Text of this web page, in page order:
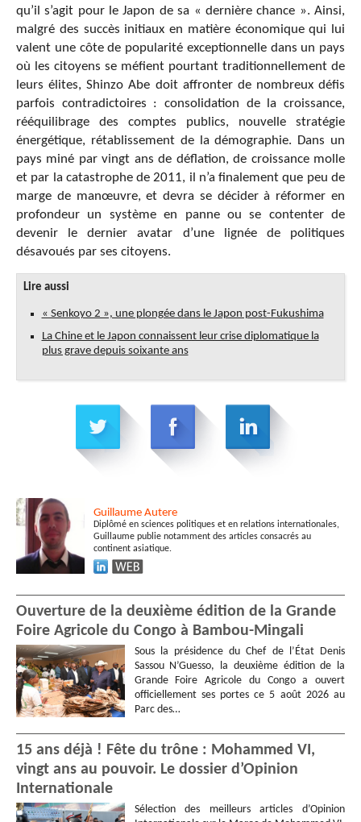
qu’il s’agit pour le Japon de sa « dernière chance ». Ainsi,
malgré des succès initiaux en matière économique qui lui
valent une côte de popularité exceptionnelle dans un pays
où les citoyens se méfient pourtant traditionnellement de
leurs élites, Shinzo Abe doit affronter de nombreux défis
parfois contradictoires : consolidation de la croissance,
rééquilibrage des comptes publics, nouvelle stratégie
énergétique, rétablissement de la démographie. Dans un
pays miné par vingt ans de déflation, de croissance molle
et par la catastrophe de 2011, il n’a finalement que peu de
marge de manœuvre, et devra se décider à réformer en
profondeur un système en panne ou se contenter de
devenir le dernier avatar d’une lignée de politiques
désavoués par ses citoyens.
Lire aussi
« Senkoyo 2 », une plongée dans le Japon post-Fukushima
La Chine et le Japon connaissent leur crise diplomatique la
plus grave depuis soixante ans
Guillaume Autere
Diplômé en sciences politiques et en relations internationales,
Guillaume publie notamment des articles consacrés au
continent asiatique.
Ouverture de la deuxième édition de la Grande
Foire Agricole du Congo à Bambou-Mingali
Sous la présidence du Chef de l’État Denis
Sassou N’Guesso, la deuxième édition de la
Grande Foire Agricole du Congo a ouvert
officiellement ses portes ce 5 août 2026 au
Parc des…
15 ans déjà ! Fête du trône : Mohammed VI,
vingt ans au pouvoir. Le dossier d’Opinion
Internationale
Sélection des meilleurs articles d’Opinion